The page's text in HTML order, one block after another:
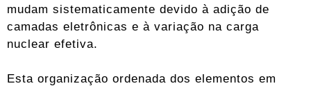
mudam sistematicamente devido à adição de
camadas eletrônicas e à variação na carga
nuclear efetiva.
Esta organização ordenada dos elementos em